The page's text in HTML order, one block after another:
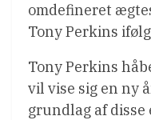
omdefineret
Tony Perkins
Tony Perkins
vil vise sig en ny
grundlag af disse